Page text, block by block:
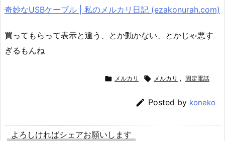
奇妙なUSBケーブル | 私のメルカリ日記 (ezakonurah.com)
買ってもらって表示と違う、とか動かない、とかじゃ悪す
ぎるもんね
 メルカリ  メルカリ , 固定電話
 Posted by koneko
よろしければシェアお願いします